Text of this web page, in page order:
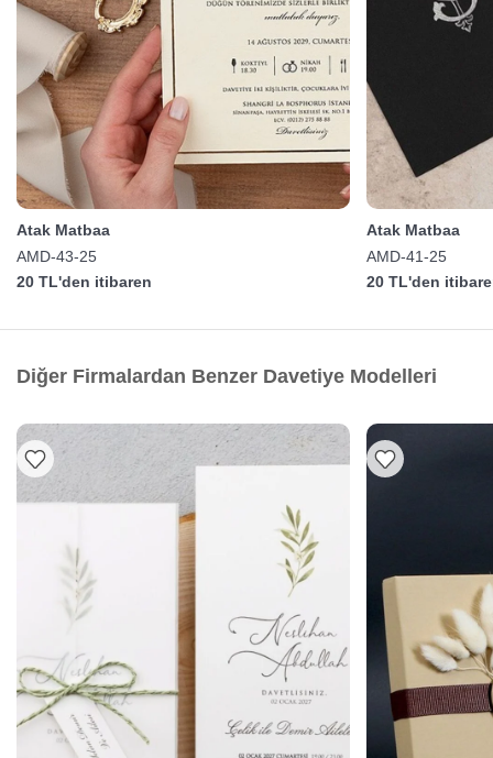
Atak Matbaa
AMD-43-25
20 TL'den itibaren
Atak Matbaa
AMD-41-25
20 TL'den
Diğer Firmalardan Benzer Davetiye Modelleri